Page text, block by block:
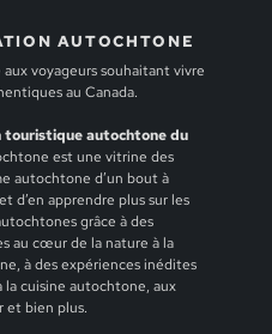
AUTOCHTONE
voyageurs souhaitant vivre
au Canada.
touristique autochtone du
est une vitrine des
autochtone d’un bout à
d’en apprendre plus sur les
grâce à des
au cœur de la nature à la
à des expériences inédites
cuisine autochtone, aux
et bien plus.